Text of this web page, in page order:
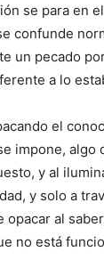
se para en
confunde
un pecado
a lo
el
impone, algo
y al
y solo a
al
no está